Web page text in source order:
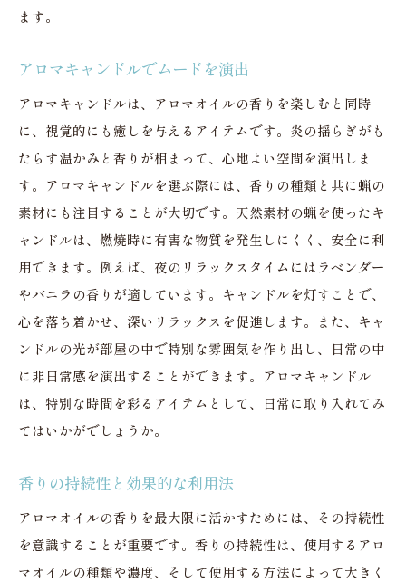
ます。
アロマキャンドルでムードを演出
アロマキャンドルは、アロマオイルの香りを楽しむと同時
に、視覚的にも癒しを与えるアイテムです。炎の揺らぎがも
たらす温かみと香りが相まって、心地よい空間を演出しま
す。アロマキャンドルを選ぶ際には、香りの種類と共に蝋の
素材にも注目することが大切です。天然素材の蝋を使ったキ
ャンドルは、燃焼時に有害な物質を発生しにくく、安全に利
用できます。例えば、夜のリラックスタイムにはラベンダー
やバニラの香りが適しています。キャンドルを灯すことで、
心を落ち着かせ、深いリラックスを促進します。また、キャ
ンドルの光が部屋の中で特別な雰囲気を作り出し、日常の中
に非日常感を演出することができます。アロマキャンドル
は、特別な時間を彩るアイテムとして、日常に取り入れてみ
てはいかがでしょうか。
香りの持続性と効果的な利用法
アロマオイルの香りを最大限に活かすためには、その持続性
を意識することが重要です。香りの持続性は、使用するアロ
マオイルの種類や濃度、そして使用する方法によって大きく